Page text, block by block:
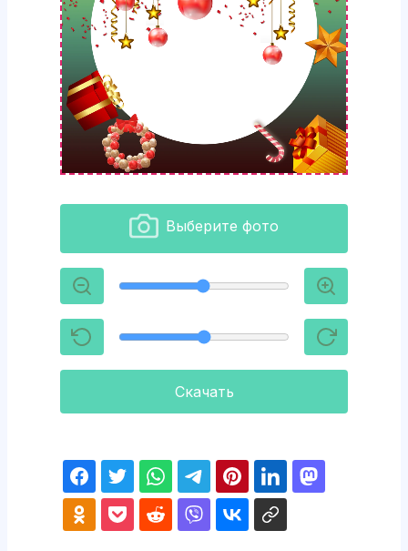
Выберите фото
Скачать